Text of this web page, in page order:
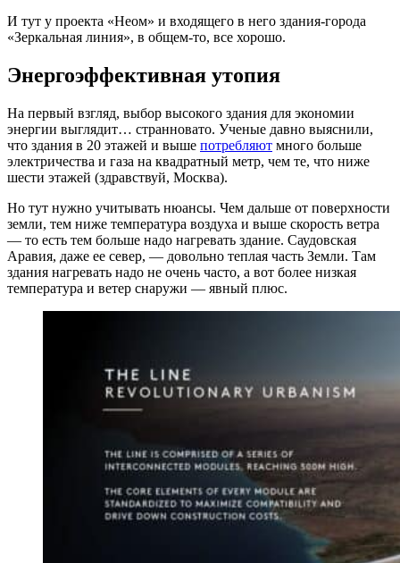
И тут у проекта «Неом» и входящего в него здания-города
«Зеркальная линия», в общем-то, все хорошо.
Энергоэффективная утопия
На первый взгляд, выбор высокого здания для экономии
энергии выглядит… странновато. Ученые давно выяснили,
что здания в 20 этажей и выше потребляют много больше
электричества и газа на квадратный метр, чем те, что ниже
шести этажей (здравствуй, Москва).
Но тут нужно учитывать нюансы. Чем дальше от поверхности
земли, тем ниже температура воздуха и выше скорость ветра
— то есть тем больше надо нагревать здание. Саудовская
Аравия, даже ее север, — довольно теплая часть Земли. Там
здания нагревать надо не очень часто, а вот более низкая
температура и ветер снаружи — явный плюс.